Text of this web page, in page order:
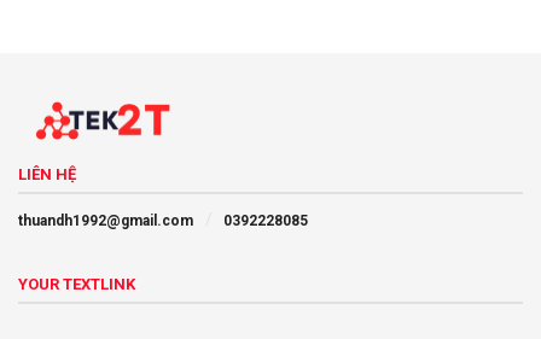
LIÊN HỆ
thuandh1992@gmail.com 0392228085
YOUR TEXTLINK